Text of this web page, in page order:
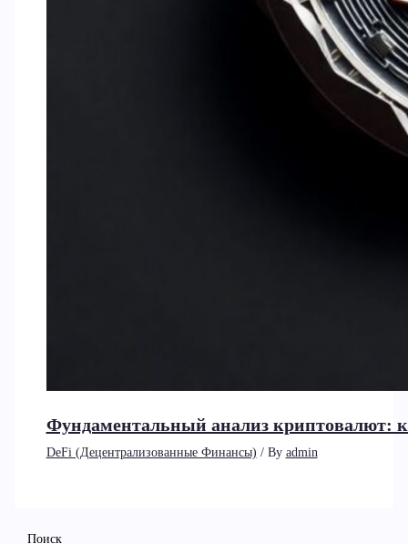
Фундаментальный анализ криптовалют:
DeFi (Децентрализованные Финансы) / By admin
Поиск